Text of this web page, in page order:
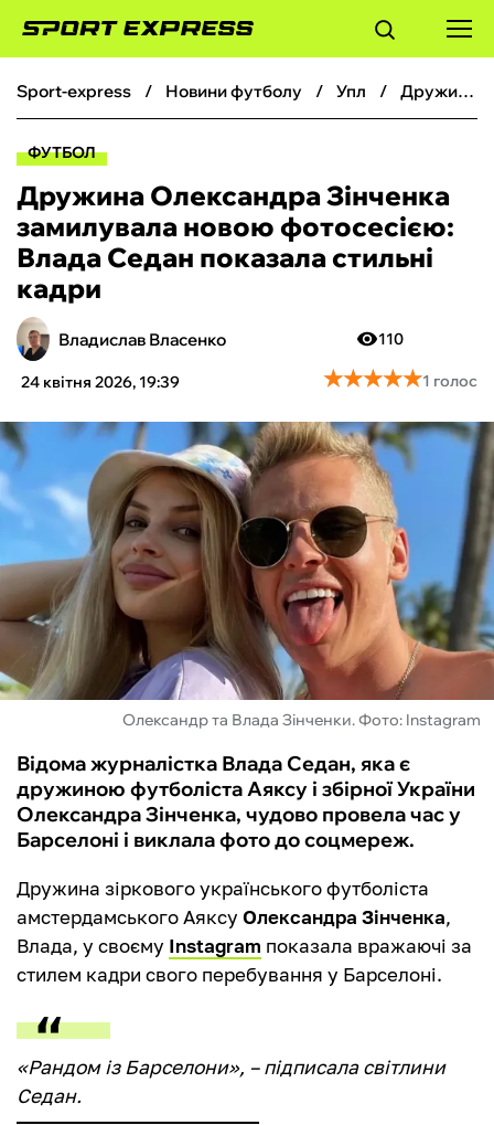
ФУТБОЛ
БОКС
ХОКЕЙ
ТЕНІС
КІБЕРСПОРТ
ЧС-2026
ФУТЗАЛ
ІНШІ
БУКМЕКЕРИ
sport-express новини футболу упл Дружина Олександра Зінченка замилувала новою фотосесією: Влада Седан показала стильні кадри
ФУТБОЛ
Дружина Олександра Зінченка
замилувала новою фотосесією:
Влада Седан показала стильні
кадри
Владислав Власенко
24 квітня 2026, 19:39
110
★★★★★
★★★★★1 голос
Олександр та Влада Зінченки. Фото: Instagram
Відома журналістка Влада Седан, яка є
дружиною футболіста Аяксу і збірної України
Олександра Зінченка, чудово провела час у
Барселоні і виклала фото до соцмереж.
Дружина зіркового українського футболіста
амстердамського Аяксу Олександра Зінченка,
Влада, у своєму Instagram показала вражаючі за
стилем кадри свого перебування у Барселоні.
«Рандом із Барселони», – підписала світлини
Седан.